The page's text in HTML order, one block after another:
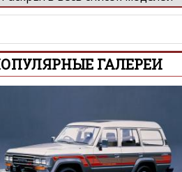
12C ГАЛЕРЕИ